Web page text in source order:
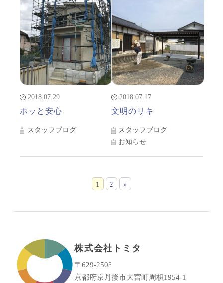
2018.07.29
ホッと安心
スタッフブログ
2018.07.17
文明のリキ
スタッフブログ
お知らせ
1 2 »
株式会社トミタ
〒629-2503
京都府京丹後市大宮町周枳1954-1